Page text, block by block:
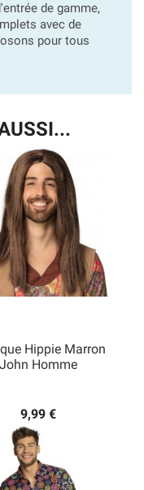
de gamme,
avec de
pour tous
Hippie Marron
John Homme
9,99 €